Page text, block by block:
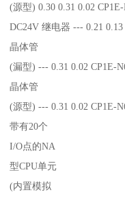
(源型) 0.30 0.31 0.02
DC24V 继电器 --- 0.21
晶体管
(漏型) --- 0.31 0.02 CP1E-
晶体管
(源型) --- 0.31 0.02 CP1E-
带有20个
I/O点的NA
型CPU单元
(内置模拟